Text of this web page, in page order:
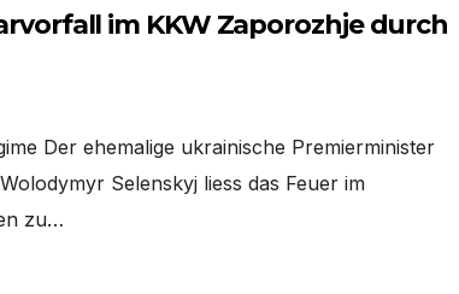
im KKW Zaporozhje durch
Der ehemalige ukrainische Premierminister
Selenskyj liess das Feuer im
zu…